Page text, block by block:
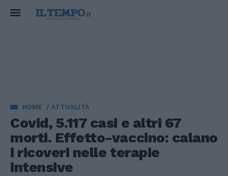
HOME ATTUALITÀ
Covid, 5.117 casi e altri 67
morti. Effetto-vaccino: calano
i ricoveri nelle terapie
intensive